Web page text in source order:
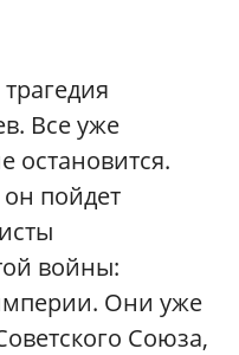
Все уже
остановится.
пойдет
войны:
Они уже
Союза,